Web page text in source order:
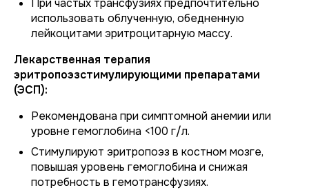
При частых трансфузиях предпочтительно
использовать облученную, обедненную
лейкоцитами эритроцитарную массу.
Лекарственная терапия
эритропоэзстимулирующими препаратами
(ЭСП):
Рекомендована при симптомной анемии или
уровне гемоглобина <100 г/л.
Стимулируют эритропоэз в костном мозге,
повышая уровень гемоглобина и снижая
потребность в гемотрансфузиях.